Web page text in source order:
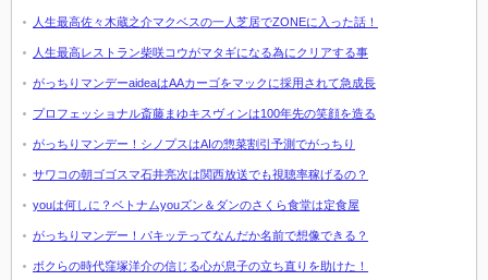
人生最高佐々木蔵之介マクベスの一人芝居でZONEに入った話！
人生最高レストラン柴咲コウがマタギになる為にクリアする事
がっちりマンデーaideaはAAカーゴをマックに採用されて急成長
プロフェッショナル斎藤まゆキスヴィンは100年先の笑顔を造る
がっちりマンデー！シノプスはAIの惣菜割引予測でがっちり
サワコの朝ゴゴスマ石井亮次は関西放送でも視聴率稼げるの？
youは何しに？ベトナムyouズン＆ダンのさくら食堂は定食屋
がっちりマンデー！パキッテってなんだか名前で想像できる？
ボクらの時代窪塚洋介の信じる心が息子の立ち直りを助けた！